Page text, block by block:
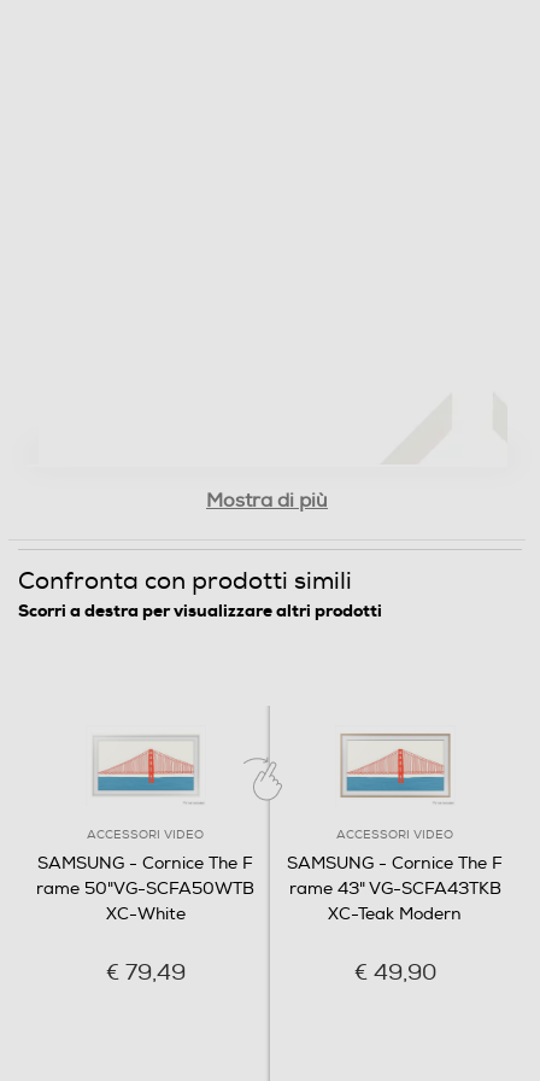
Mostra di più
Confronta con prodotti simili
Scorri a destra per visualizzare altri prodotti
ACCESSORI VIDEO
SAMSUNG - Cornice The F
rame 50"VG-SCFA50WTB
XC-White
€ 79,49
ACCESSORI VIDEO
SAMSUNG - Cornice The F
rame 43" VG-SCFA43TKB
XC-Teak Modern
€ 49,90